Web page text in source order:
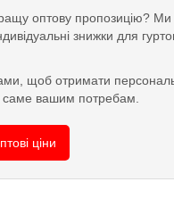
оптову пропозицію? Ми
знижки для
щоб отримати
саме вашим потребам.
ціни